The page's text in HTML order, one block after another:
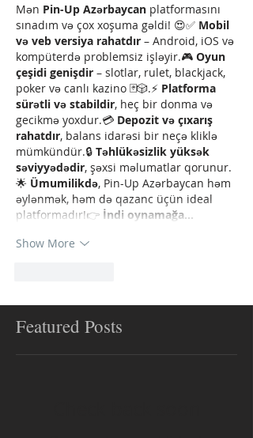
Mən Pin-Up Azərbaycan platformasını
sınadım və çox xoşuma gəldi! 😍✅ Mobil
və veb versiya rahatdır – Android, iOS və
kompüterdə problemsiz işləyir.🎮 Oyun
çeşidi genişdir – slotlar, rulet, blackjack,
poker və canlı kazino 🃏🎲.⚡ Platforma
sürətli və stabildir, heç bir donma və
gecikmə yoxdur.💳 Depozit və çıxarış
rahatdır, balans idarəsi bir neçə kliklə
mümkündür.🔒 Təhlükəsizlik yüksək
səviyyədədir, şəxsi məlumatlar qorunur.
🌟 Ümumilikdə, Pin-Up Azərbaycan həm
əylənmək, həm də qazanc üçün ideal
platformadır!👉 İndi oynamağa…
Show More
Featured Posts